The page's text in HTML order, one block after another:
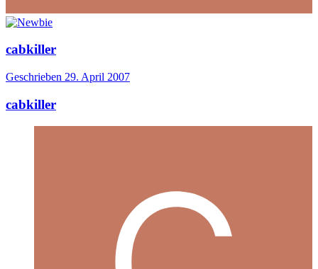
cabkiller
Geschrieben 29. April 2007
cabkiller